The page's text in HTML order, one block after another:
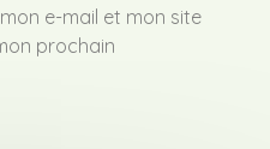
e-mail et mon site
prochain